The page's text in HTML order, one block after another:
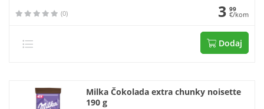
(0) 3 99
€/kom
Dodaj
Milka Čokolada extra chunky noisette
190 g